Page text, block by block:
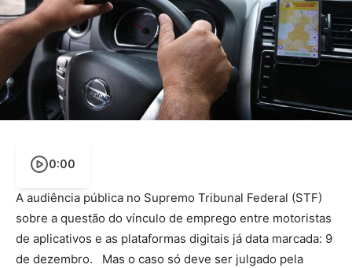
0:00
A audiência pública no Supremo Tribunal Federal (STF)
sobre a questão do vínculo de emprego entre motoristas
de aplicativos e as plataformas digitais já data marcada: 9
de dezembro. Mas o caso só deve ser julgado pela